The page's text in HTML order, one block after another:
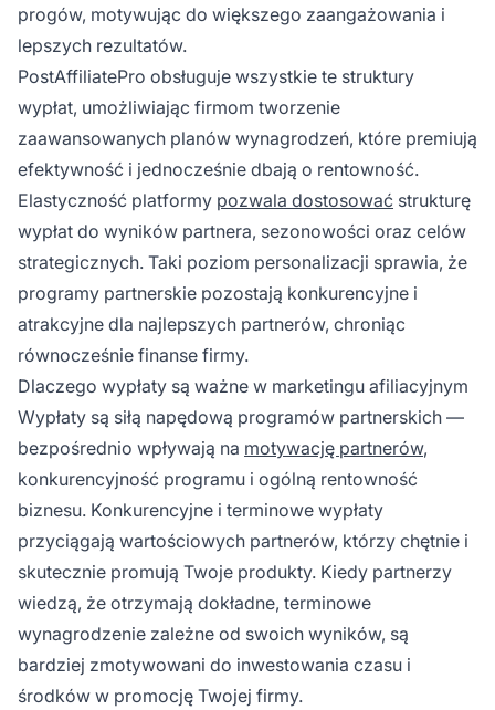
progów, motywując do większego zaangażowania i
lepszych rezultatów.
PostAffiliatePro obsługuje wszystkie te struktury
wypłat, umożliwiając firmom tworzenie
zaawansowanych planów wynagrodzeń, które premiują
efektywność i jednocześnie dbają o rentowność.
Elastyczność platformy pozwala dostosować strukturę
wypłat do wyników partnera, sezonowości oraz celów
strategicznych. Taki poziom personalizacji sprawia, że
programy partnerskie pozostają konkurencyjne i
atrakcyjne dla najlepszych partnerów, chroniąc
równocześnie finanse firmy.
Dlaczego wypłaty są ważne w marketingu afiliacyjnym
Wypłaty są siłą napędową programów partnerskich —
bezpośrednio wpływają na motywację partnerów,
konkurencyjność programu i ogólną rentowność
biznesu. Konkurencyjne i terminowe wypłaty
przyciągają wartościowych partnerów, którzy chętnie i
skutecznie promują Twoje produkty. Kiedy partnerzy
wiedzą, że otrzymają dokładne, terminowe
wynagrodzenie zależne od swoich wyników, są
bardziej zmotywowani do inwestowania czasu i
środków w promocję Twojej firmy.